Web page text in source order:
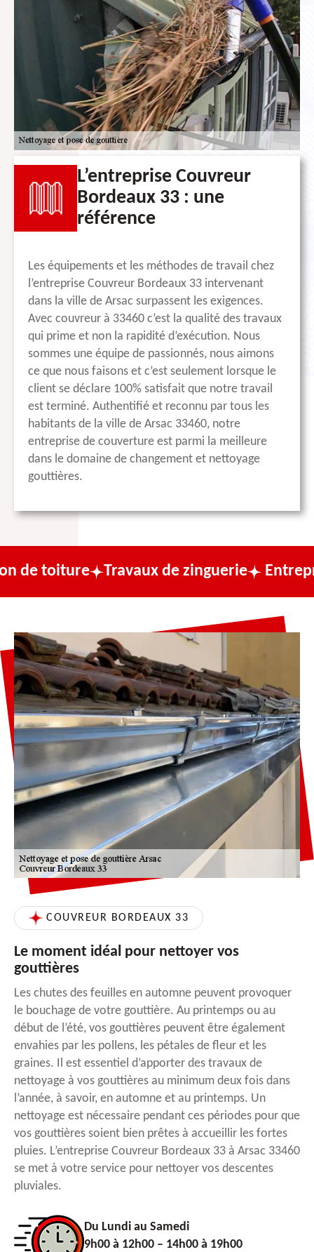
L’entreprise Couvreur
Bordeaux 33 : une
référence
Les équipements et les méthodes de travail chez
l’entreprise Couvreur Bordeaux 33 intervenant
dans la ville de Arsac surpassent les exigences.
Avec couvreur à 33460 c’est la qualité des travaux
qui prime et non la rapidité d’exécution. Nous
sommes une équipe de passionnés, nous aimons
ce que nous faisons et c’est seulement lorsque le
client se déclare 100% satisfait que notre travail
est terminé. Authentifié et reconnu par tous les
habitants de la ville de Arsac 33460, notre
entreprise de couverture est parmi la meilleure
dans le domaine de changement et nettoyage
gouttières.
Travaux de zinguerie Entreprise de
COUVREUR BORDEAUX 33
Le moment idéal pour nettoyer vos
gouttières
Les chutes des feuilles en automne peuvent provoquer
le bouchage de votre gouttière. Au printemps ou au
début de l’été, vos gouttières peuvent être également
envahies par les pollens, les pétales de fleur et les
graines. Il est essentiel d’apporter des travaux de
nettoyage à vos gouttières au minimum deux fois dans
l’année, à savoir, en automne et au printemps. Un
nettoyage est nécessaire pendant ces périodes pour que
vos gouttières soient bien prêtes à accueillir les fortes
pluies. L’entreprise Couvreur Bordeaux 33 à Arsac 33460
se met à votre service pour nettoyer vos descentes
pluviales.
Du Lundi au Samedi
9h00 à 12h00 – 14h00 à 19h00